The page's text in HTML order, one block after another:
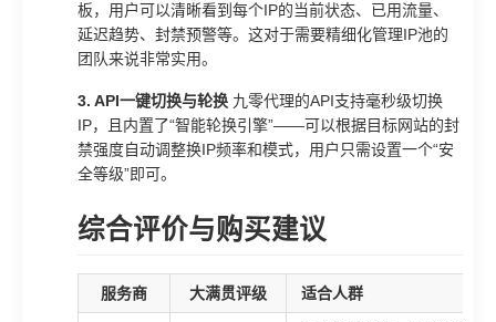
板，用户可以清晰看到每个IP的当前状态、已用流量、
延迟趋势、封禁预警等。这对于需要精细化管理IP池的
团队来说非常实用。
3. API一键切换与轮换 九零代理的API支持毫秒级切换
IP，且内置了“智能轮换引擎”——可以根据目标网站的封
禁强度自动调整换IP频率和模式，用户只需设置一个“安
全等级”即可。
综合评价与购买建议
服务商 大满贯评级 适合人群